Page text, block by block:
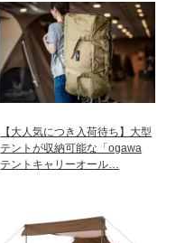
【大人気につき入荷待ち】大型
テントが収納可能な「ogawa
テントキャリーオール…